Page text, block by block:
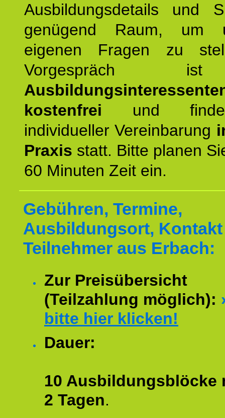
Ausbildungsdetails und
genügend Raum, um
eigenen Fragen zu
kostenfrei und
individueller Vereinbarung
Praxis statt. Bitte planen
60 Minuten Zeit ein.
Gebühren, Termine,
Ausbildungsort,
Teilnehmer aus Erbach:
Zur Preisübersicht
(Teilzahlung möglich):
bitte hier klicken!
Dauer:
10 Ausbildungsblöcke
2 Tagen.